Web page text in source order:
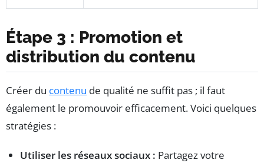
Étape 3 : Promotion et
distribution du contenu
Créer du contenu de qualité ne suffit pas ; il faut
également le promouvoir efficacement. Voici quelques
stratégies :
Utiliser les réseaux sociaux : Partagez votre